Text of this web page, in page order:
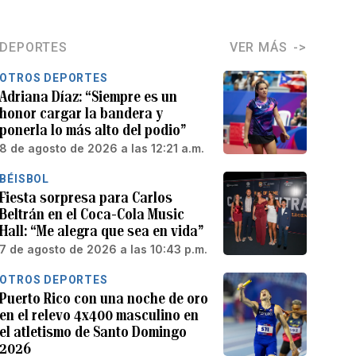
DEPORTES VER MÁS
OTROS DEPORTES
Adriana Díaz: “Siempre es un
honor cargar la bandera y
ponerla lo más alto del podio”
8 de agosto de 2026 a las 12:21 a.m.
BÉISBOL
Fiesta sorpresa para Carlos
Beltrán en el Coca-Cola Music
Hall: “Me alegra que sea en vida”
7 de agosto de 2026 a las 10:43 p.m.
OTROS DEPORTES
Puerto Rico con una noche de oro
en el relevo 4x400 masculino en
el atletismo de Santo Domingo
2026